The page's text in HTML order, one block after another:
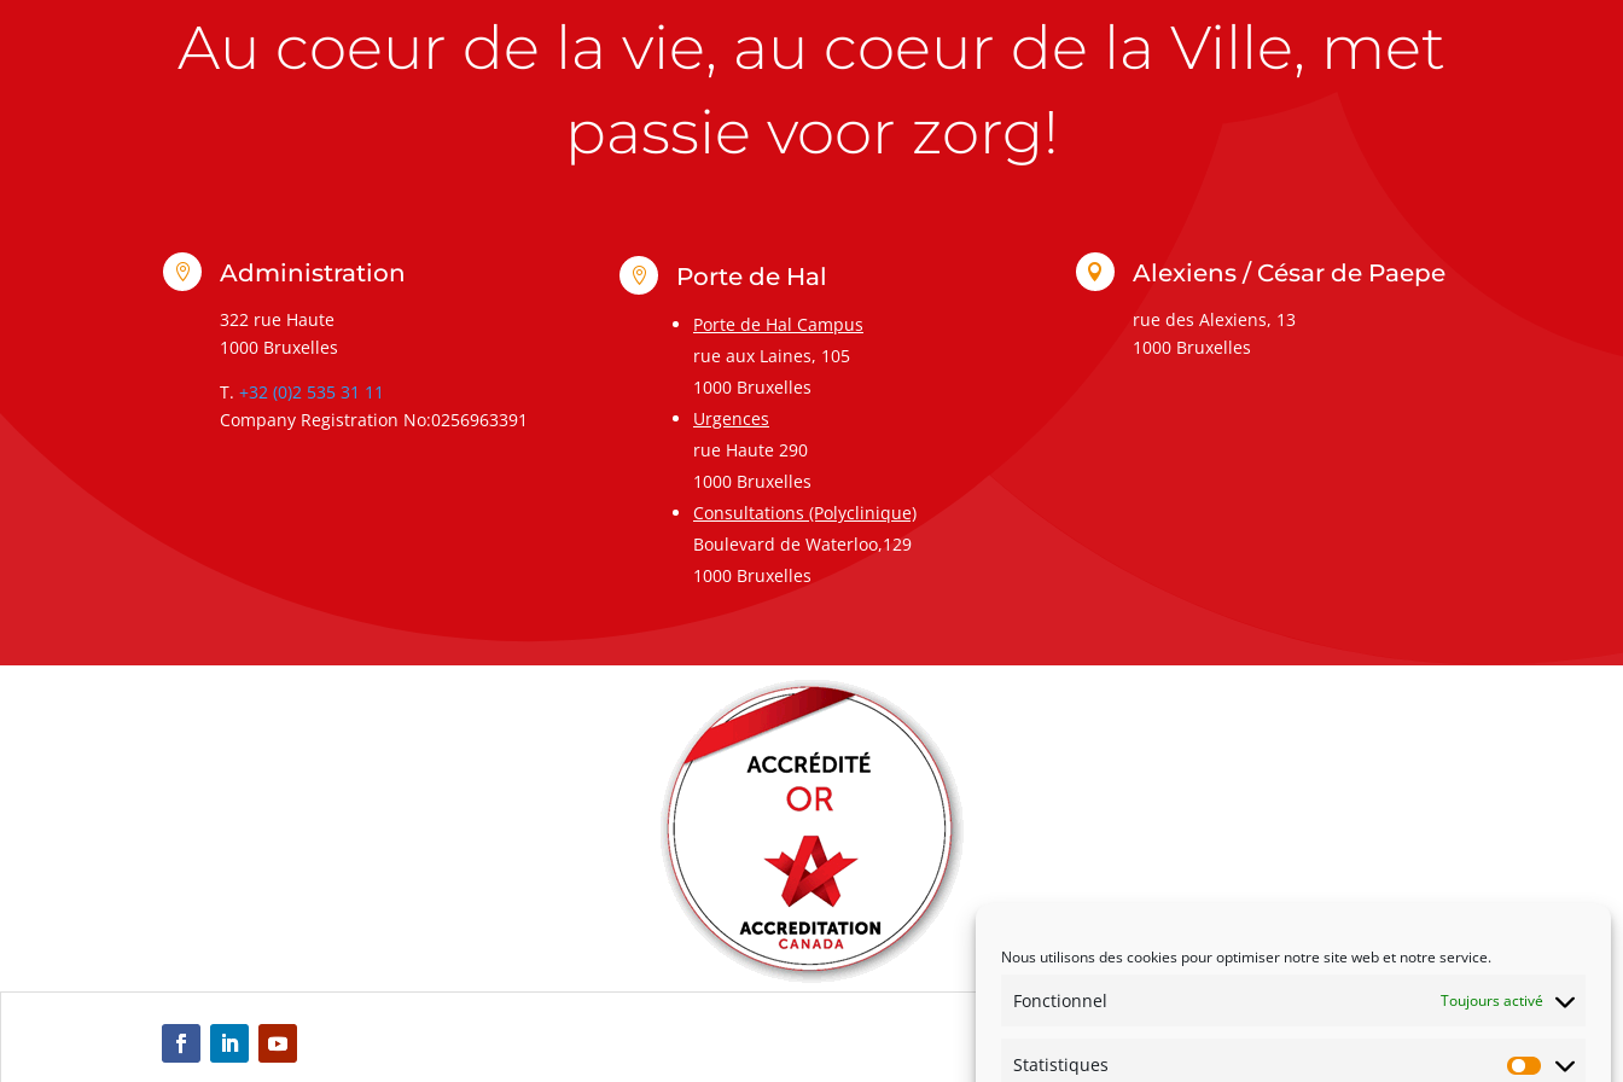
Nous utilisons des cookies pour optimiser notre site web et notre service.
Fonctionnel Toujours activé
Statistiques
Au coeur de la vie, au coeur de la Ville, met
passie voor zorg!
 Administration
322 rue Haute
1000 Bruxelles
T. +32 (0)2 535 31 11
Company Registration No:0256963391
 Porte de Hal
Porte de Hal Campus
rue aux Laines, 105
1000 Bruxelles
Urgences
rue Haute 290
1000 Bruxelles
Consultations (Polyclinique)
Boulevard de Waterloo,129
1000 Bruxelles
 Alexiens / César de Paepe
rue des Alexiens, 13
1000 Bruxelles